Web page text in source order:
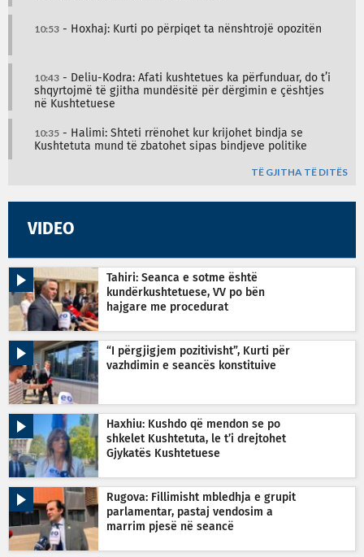
10:53 - Hoxhaj: Kurti po përpiqet ta nënshtrojë opozitën
10:43 - Deliu-Kodra: Afati kushtetues ka përfunduar, do t’i
shqyrtojmë të gjitha mundësitë për dërgimin e çështjes
në Kushtetuese
10:35 - Halimi: Shteti rrënohet kur krijohet bindja se
Kushtetuta mund të zbatohet sipas bindjeve politike
TË GJITHA TË DITËS
VIDEO
Tahiri: Seanca e sotme është
kundërkushtetuese, VV po bën
hajgare me procedurat
“I përgjigjem pozitivisht”, Kurti për
vazhdimin e seancës konstituive
Haxhiu: Kushdo që mendon se po
shkelet Kushtetuta, le t’i drejtohet
Gjykatës Kushtetuese
Rugova: Fillimisht mbledhja e grupit
parlamentar, pastaj vendosim a
marrim pjesë në seancë